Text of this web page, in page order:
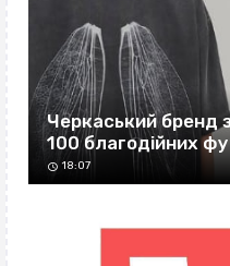
Черкаський бренд
100 благодійних
18:07